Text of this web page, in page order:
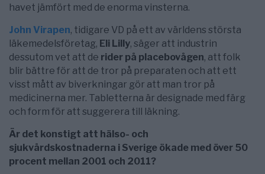
havet jämfört med de enorma vinsterna.
John Virapen, tidigare VD på ett av världens största
läkemedelsföretag, Eli Lilly, säger att industrin
dessutom vet att de rider på placebovågen, att folk
blir bättre för att de tror på preparaten och att ett
visst mått av biverkningar gör att man tror på
medicinerna mer. Tabletterna är designade med färg
och form för att suggerera till läkning.
Är det konstigt att hälso- och
sjukvårdskostnaderna i Sverige ökade med över 50
procent mellan 2001 och 2011?